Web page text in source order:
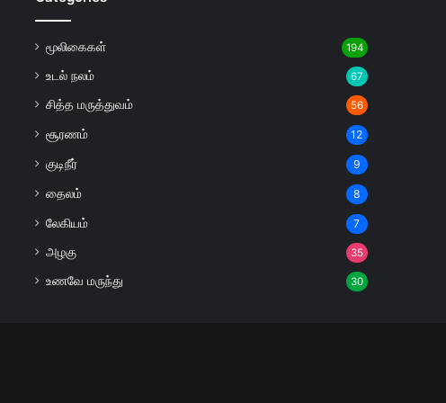
மூலிகைகள் 194
உடல் நலம் 67
சித்த மருத்துவம் 56
சூரணம் 12
குடிநீர் 9
தைலம் 8
லேகியம் 7
அழகு 35
உணவே மருந்து 30